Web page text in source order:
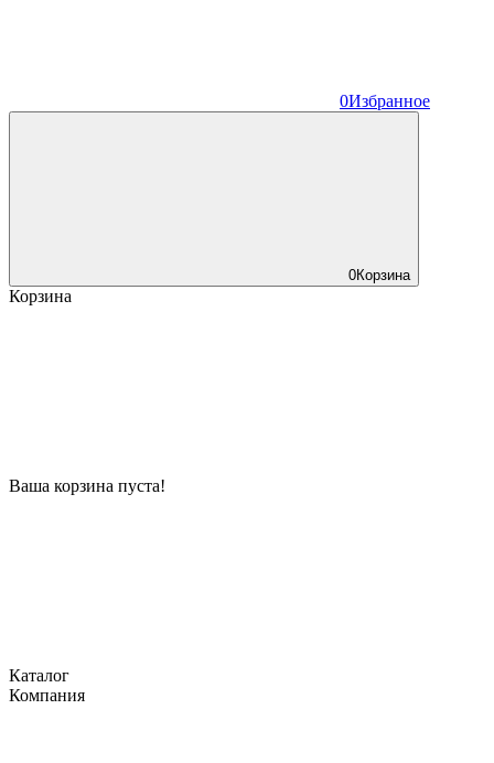
0Избранное
0Корзина
Корзина
Ваша корзина пуста!
Каталог
Компания